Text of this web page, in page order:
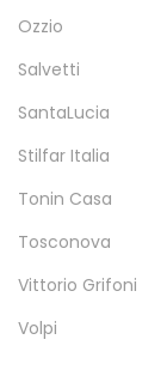
Ozzio
Salvetti
SantaLucia
Stilfar Italia
Tonin Casa
Tosconova
Vittorio Grifoni
Volpi